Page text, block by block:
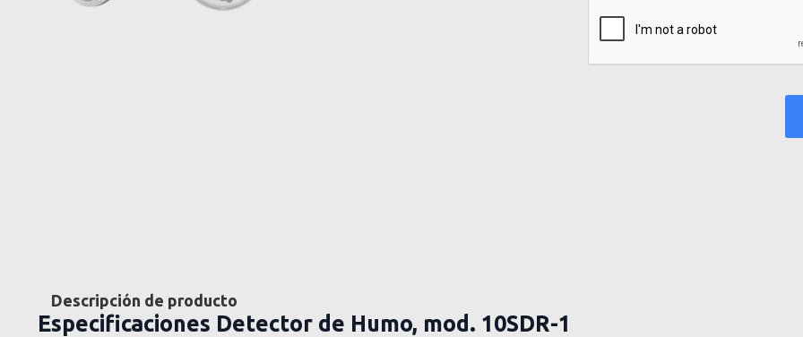
Descripción de producto
Especificaciones Detector de Humo, mod. 10SDR-1